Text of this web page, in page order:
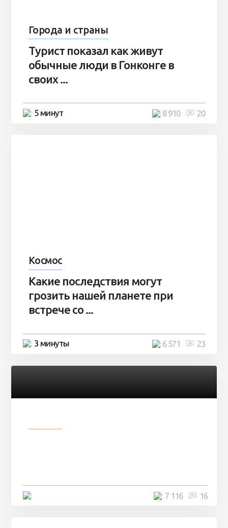
Города и страны
Турист показал как живут
обычные люди в Гонконге в
своих ...
5 минут 20
8 910
Космос
Какие последствия могут
грозить нашей планете при
встрече со ...
3 минуты 23
6 571
16
7 116